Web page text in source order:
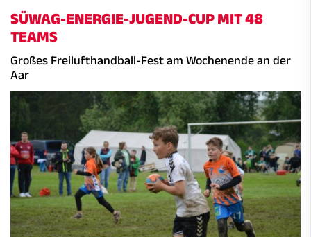
SÜWAG-ENERGIE-JUGEND-CUP MIT 48
TEAMS
Großes Freilufthandball-Fest am Wochenende an der
Aar